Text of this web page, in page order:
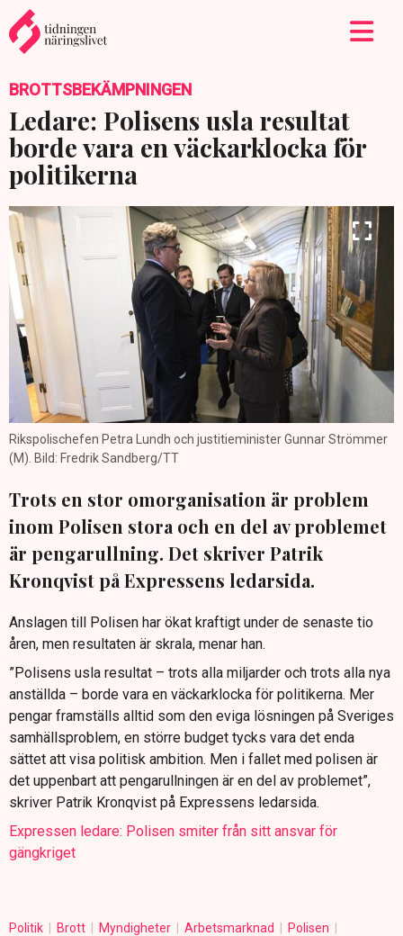
BROTTSBEKÄMPNINGEN
Ledare: Polisens usla resultat
borde vara en väckarklocka för
politikerna
Rikspolischefen Petra Lundh och justitieminister Gunnar Strömmer
(M). Bild: Fredrik Sandberg/TT
Trots en stor omorganisation är problem
inom Polisen stora och en del av problemet
är pengarullning. Det skriver Patrik
Kronqvist på Expressens ledarsida.
Anslagen till Polisen har ökat kraftigt under de senaste tio
åren, men resultaten är skrala, menar han.
”Polisens usla resultat – trots alla miljarder och trots alla nya
anställda – borde vara en väckarklocka för politikerna. Mer
pengar framställs alltid som den eviga lösningen på Sveriges
samhällsproblem, en större budget tycks vara det enda
sättet att visa politisk ambition. Men i fallet med polisen är
det uppenbart att pengarullningen är en del av problemet”,
skriver Patrik Kronqvist på Expressens ledarsida.
Expressen ledare: Polisen smiter från sitt ansvar för
gängkriget
Politik Brott Myndigheter Arbetsmarknad
Polisen